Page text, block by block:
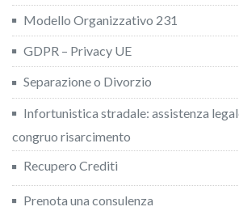
Modello Organizzativo 231
GDPR – Privacy UE
Separazione o Divorzio
Infortunistica stradale: assistenza
congruo risarcimento
Recupero Crediti
Prenota una consulenza